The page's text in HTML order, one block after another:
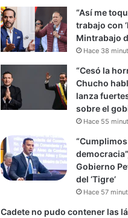
“Así me
trabajo con
Mintrabajo
Hace 38
“Cesó la
Chucho
lanza
sobre el
Hace 55
Gobierno
del ‘Tigre’
Hace 57
Cadete no pudo contener las